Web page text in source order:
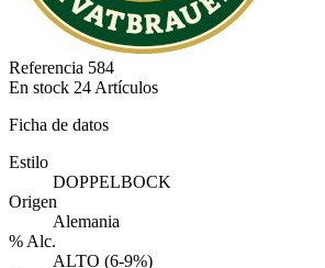
Referencia 584
En stock 24 Artículos
Ficha de datos
Estilo
DOPPELBOCK
Origen
Alemania
% Alc.
ALTO (6-9%)